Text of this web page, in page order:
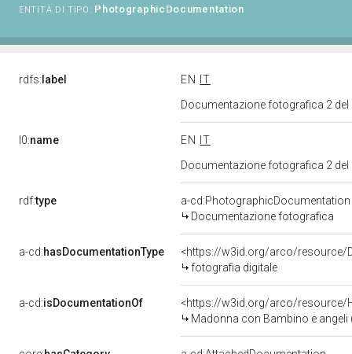
ENTITÀ DI TIPO: PhotographicDocumentation
rdfs: label EN
IT
Documentazione fotografica 2
l0:name EN
IT
Documentazione fotografica 2
rdf:type
a-cd:PhotographicDocumentation
Documentazione fotografica
a-cd:hasDocumentationType
<https://w3id.org/arco/resource/
fotografia digitale
a-cd:isDocumentationOf
<https://w3id.org/arco/resource/
Madonna con Bambino e